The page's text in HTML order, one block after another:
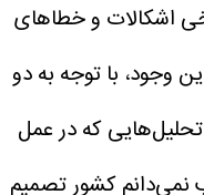
اشکالات و خطاهای
وجود، با توجه به دو
که در عمل
نمی‌دانم کشور تصمیم